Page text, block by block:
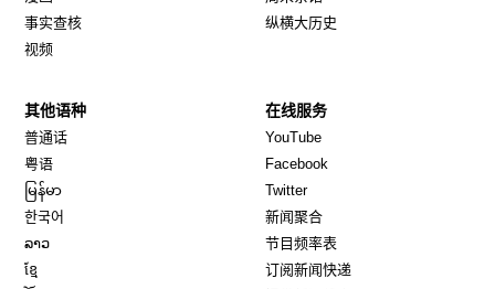
事实查核
视频
纵横大历史
其他语种
普通话
粤语
မြန်မာ
한국어
ລາວ
ខ្មែ
在线服务
YouTube
Facebook
TwitterOpens in new window
新闻聚合
节目频率表
订阅新闻快递